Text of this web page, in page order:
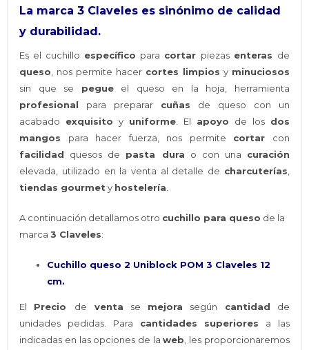
La marca 3 Claveles es sinónimo de calidad
y durabilidad.
Es el cuchillo específico para cortar piezas enteras de
queso, nos permite hacer cortes limpios y minuciosos
sin que se pegueel queso en la hoja, herramienta
profesional para preparar cuñas de queso con un
acabado exquisito y uniforme. El apoyo de los dos
mangos para hacer fuerza, nos permite cortar con
facilidad quesos de pasta dura o con una curación
elevada, utilizado en la venta al detalle de charcuterías,
tiendas gourmety hostelería.
A continuación detallamos otro cuchillo para queso de la
marca3 Claveles:
Cuchillo queso 2 Uniblock POM 3 Claveles 12
cm.
El Precio de venta se mejora según cantidad de
unidades pedidas. Para cantidades superiores a las
indicadas en las opciones de laweb, les proporcionaremos